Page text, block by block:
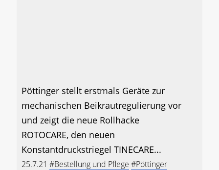
Pöttinger stellt erstmals Geräte zur
mechanischen Beikrautregulierung vor
und zeigt die neue Rollhacke
ROTOCARE, den neuen
Konstantdruckstriegel TINECARE...
25.7.21 #Bestellung und Pflege #Pöttinger